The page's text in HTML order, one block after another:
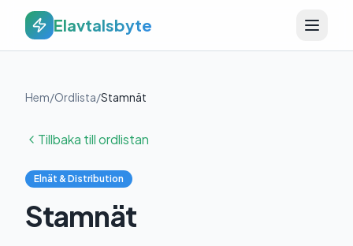
Elavtalsbyte
Hem/Ordlista/Stamnät
Tillbaka till ordlistan
Elnät & Distribution
Stamnät